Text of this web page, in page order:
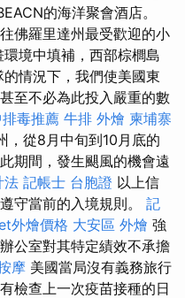
的海洋聚會酒店。
佛羅里達州最受歡迎的小
境中填補，西部棕櫚島
情況下，我們使美國東
至不必為此投入嚴重的數
毒推薦 牛排 外燴 柬埔寨
，從8月中旬到10月底的
期間，發生颶風的機會遠
法 記帳士 台胞證 以上信
守當前的入境規則。 記
外燴價格 大安區 外燴 強
公室對其特定績效不承擔
摩 美國當局沒有義務旅行
檢查上一次疫苗接種的日